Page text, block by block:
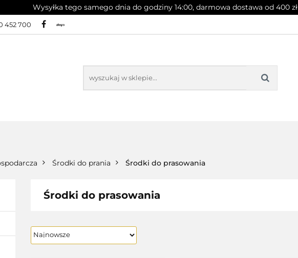
Wysyłka tego samego dnia do godziny 14:00, darmowa dostawa od 400 zł
452 700
Środki do prania Środki do prasowania
Środki do prasowania